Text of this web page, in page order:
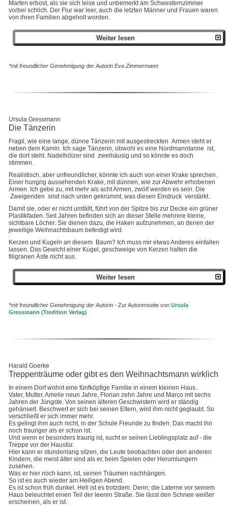
Marten erbost, als sie sich leise und unbemerkt am Schwesternzimmer
vorbei schlich. Der Flur war leer, auch die letzten Männer und Frauen waren
von ihren Familien abgeholt worden.
Weiter lesen
*mit freundlicher Genehmigung der Autorin Eva Zimmermann
Ursula Gressmann
Die Tänzerin
Fragil, wie eine lange, dünne Tänzerin mit ausgestreckten Armen steht er
neben dem Kamin. Ich sage Tänzerin, obwohl es eine Nordmanntanne ist,
die dort steht. Nadelhölzer sind zweihäusig und so könnte es doch
stimmen.
Realistisch, aber unfreundlicher, könnte ich auch von einer Krake sprechen.
Einer hungrig aussehenden Krake, mit dünnen, wie zur Abwehr erhobenen
Armen. Ich gebe zu, mit mehr als acht Armen, zwölf werden es sein. Die
Zweigenden sind nach unten gekrümmt, was diesen Eindruck verstärkt.
Damit sie, oder er nicht umfällt, führt von der Spitze bis zur Decke ein grüner
Plastikfaden. Seit Jahren befinden sich an dieser Stelle mehrere kleine,
sichtbare Löcher. Sie dienen dazu, die Haken aufzunehmen, an denen der
jeweilige Weihnachtsbaum befestigt wird.
Kerzen und Kugeln an diesem Baum? Ich muss mir etwas Anderes einfallen
lassen. Das Gewicht einer Kugel, geschweige von Kerzen halten die
filigranen Äste nicht aus.
Weiter lesen
*mit freundlicher Genehmigung der Autorin - Zur Autorenseite von Ursula
Gressmann (Tredition Verlag)
Harald Goerke
Treppenträume oder gibt es den Weihnachtsmann wirklich
In einem Dorf wohnt eine fünfköpfige Familie in einem kleinen Haus.
Vater, Mutter, Amelie neun Jahre, Florian zehn Jahre und Marco mit sechs
Jahren der Jüngste. Von seinen älteren Geschwistern wird er ständig
gehänselt. Beschwert er sich bei seinen Eltern, wird ihm nicht geglaubt. So
verschließt er sich immer mehr.
Es gelingt ihm auch nicht, in der Schule Freunde zu finden. Das macht ihn
noch trauriger als er schon ist.
Und wenn er besonders traurig ist, sucht er seinen Lieblingsplatz auf - die
Treppe vor der Haustür.
Hier kann er stundenlang sitzen, die Leute beobachten oder den anderen
Kindern, die meist älter sind als er, beim Spielen oder Herumlungern
zusehen.
Was er hier noch kann, ist, seinen Träumen nachhängen.
So ist es auch wieder am Heiligen Abend.
Es ist schon früh dunkel. Hell ist es trotzdem. Denn; die Laterne vor seinem
Haus beleuchtet einen Teil der leeren Straße. Sie lässt den Schnee weißer
erscheinen, als er ist.